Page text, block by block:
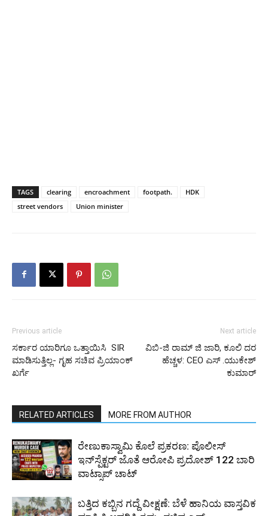
TAGS clearing encroachment footpath.
HDK
street vendors
Union minister
Previous article
ಸರ್ಕಾರ ಯಾರಿಗೂ ಒತ್ತಾಯಿಸಿ SIR
ಮಾಡಿಸುತ್ತಿಲ್ಲ- ಗೃಹ ಸಚಿವ ಪ್ರಿಯಾಂಕ್
ಖರ್ಗೆ
Next article
ವಿಬಿ-ಜಿ ರಾಮ್ ಜಿ ಜಾರಿ, ಕೂಲಿ ದರ
ಹೆಚ್ಚಳ: CEO ಎಸ್ .ಯುಕೇಶ್
ಕುಮಾರ್
RELATED ARTICLES MORE FROM AUTHOR
ರೇಣುಕಾಸ್ವಾಮಿ ಕೊಲೆ ಪ್ರಕರಣ: ಪೊಲೀಸ್
ಇನ್‌ಸ್ಪೆಕ್ಟರ್‌ ಜೊತೆ ಆರೋಪಿ ಪ್ರದೋಶ್‌ 122 ಬಾರಿ
ವಾಟ್ಸಾಪ್ ಚಾಟ್
ಬತ್ತಿದ ಕಬ್ಬಿನ ಗದ್ದೆ ವೀಕ್ಷಣೆ: ಬೆಳೆ ಹಾನಿಯ ವಾಸ್ತವಿಕ